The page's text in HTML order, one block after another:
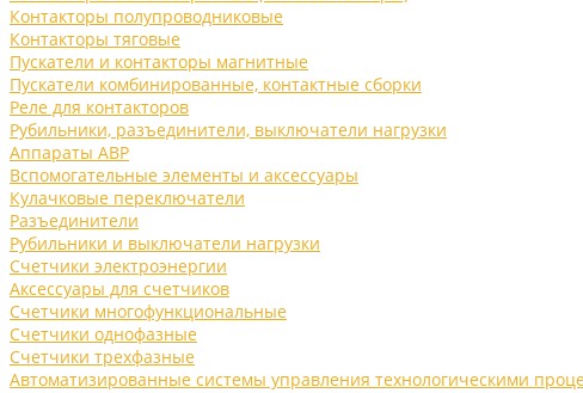
Контакторы полупроводниковые
Контакторы тяговые
Пускатели и контакторы магнитные
Пускатели комбинированные, контактные сборки
Реле для контакторов
Рубильники, разъединители, выключатели нагрузки
Аппараты АВР
Вспомогательные элементы и аксессуары
Кулачковые переключатели
Разъединители
Рубильники и выключатели нагрузки
Счетчики электроэнергии
Аксессуары для счетчиков
Счетчики многофункциональные
Счетчики однофазные
Счетчики трехфазные
Автоматизированные системы управления технологическими